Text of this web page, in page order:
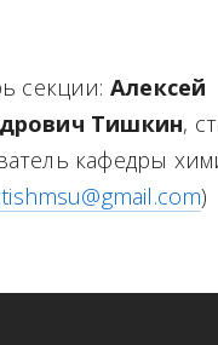
секции:Алексей
Тишкин,
кафедры
)